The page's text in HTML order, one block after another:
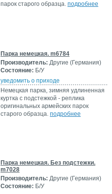
парок старого образца. подробнее
Парка немецкая. m6784
Производитель: Другие (Германия)
Состояние: Б/У
уведомить о приходе
Немецкая парка, зимняя удлиненная
куртка с подстежкой - реплика
оригинальных армейских парок
старого образца. подробнее
Парка немецкая. Без подстежки.
m7028
Производитель: Другие (Германия)
Состояние: Б/У